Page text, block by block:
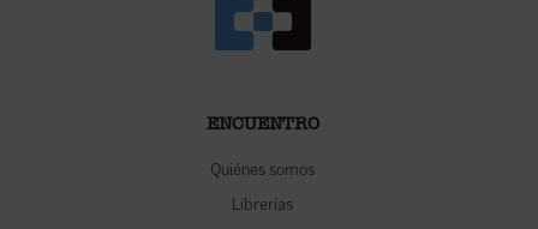
ENCUENTRO
Quiénes somos
Librerías